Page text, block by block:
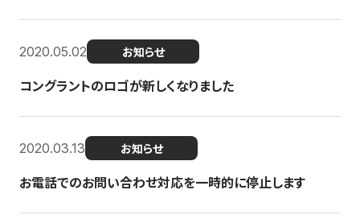
2020.05.02 お知らせ
コングラントのロゴが新しくなりました
2020.03.13 お知らせ
お電話でのお問い合わせ対応を一時的に停止します